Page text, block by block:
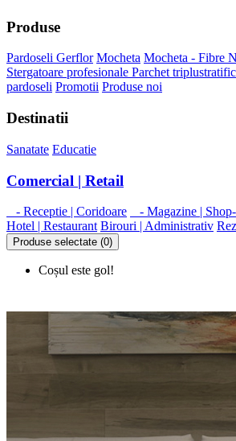
Produse
Pardoseli Gerflor Mocheta Mocheta - Fibre
Stergatoare profesionale Parchet
pardoseli Promotii Produse noi
Destinatii
Sanatate Educatie
Comercial | Retail
- Receptie | Coridoare - Magazine |
Hotel | Restaurant Birouri | Administrativ
Produse selectate (0)
Coșul este gol!